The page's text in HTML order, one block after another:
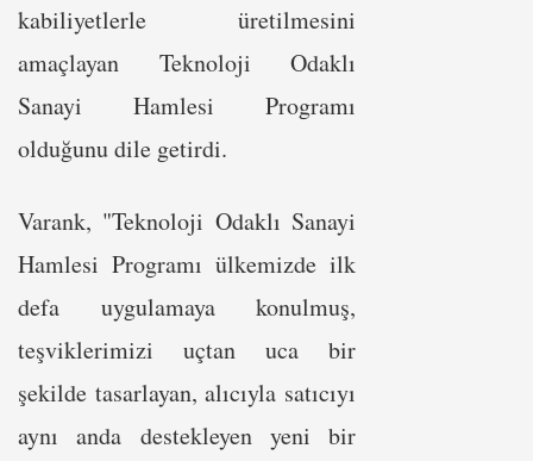
kabiliyetlerle üretilmesini
amaçlayan Teknoloji Odaklı
Sanayi Hamlesi Programı
olduğunu dile getirdi.
Varank, "Teknoloji Odaklı Sanayi
Hamlesi Programı ülkemizde ilk
defa uygulamaya konulmuş,
teşviklerimizi uçtan uca bir
şekilde tasarlayan, alıcıyla satıcıyı
aynı anda destekleyen yeni bir